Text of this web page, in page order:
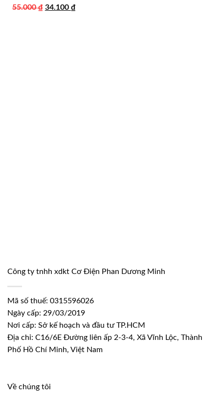
55.000₫ Giá
34.100 ₫Giá
Công ty tnhh xdkt Cơ Điện Phan Dương Minh
Mã số thuế: 0315596026
Ngày cấp: 29/03/2019
Nơi cấp: Sở kế hoạch và đầu tư TP.HCM
Địa chỉ: C16/6E Đường liên ấp 2-3-4, Xã Vĩnh Lộc, Thành
Phố Hồ Chí Minh, Việt Nam
Về chúng tôi